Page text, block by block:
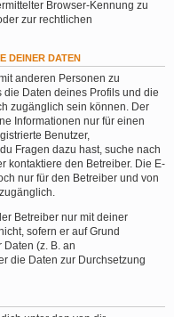
Browser-Kennung zu
zur rechtlichen
DEINER DATEN
anderen Personen zu
Daten deines Profils und die
zugänglich sein können. Der
Informationen nur für einen
Benutzer,
Fragen dazu hast, suche nach
kontaktiere den Betreiber. Die E-
nur für den Betreiber und von
Betreiber nur mit deiner
sofern er auf Grund
(z. B. an
die Daten zur Durchsetzung